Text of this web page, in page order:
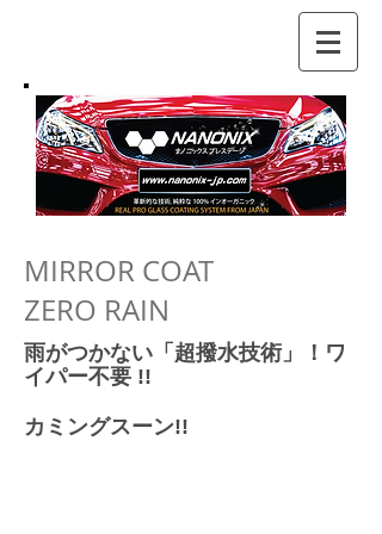
MIRROR COAT
ZERO RAIN
雨がつかない「超撥水技術」！ワ
イパー不要 !!
カミングスーン!!